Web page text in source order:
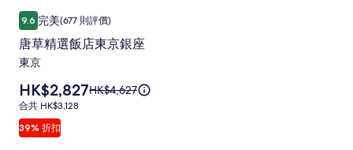
度
假
村
相
片
集
關
標
準
詳
唐
草
精
選
飯
店
東
9.69.6 分 (滿分為 10 分)，完美，(677 則評價)
完美(677 則評價)
唐草精選飯店東京銀座
東京
39% 折扣
價
格
為
HK$2,827
HK$2,827原
HK$4,627
合
共
HK$3,128
合共 HK$3,128
唐草精選飯店東京銀座